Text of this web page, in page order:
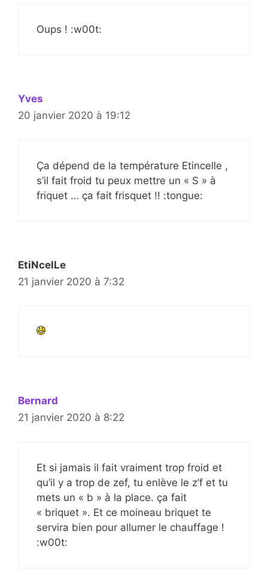
Oups ! :w00t:
Yves
20 janvier 2020 à 19:12
Ça dépend de la température Etincelle ,
s’il fait froid tu peux mettre un « S » à
friquet … ça fait frisquet !! :tongue:
EtiNcelLe
21 janvier 2020 à 7:32
Bernard
21 janvier 2020 à 8:22
Et si jamais il fait vraiment trop froid et
qu’il y a trop de zef, tu enlève le z’f et tu
mets un « b » à la place. ça fait
« briquet ». Et ce moineau briquet te
servira bien pour allumer le chauffage !
:w00t: